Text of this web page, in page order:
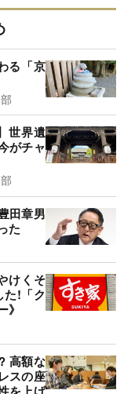
る「京
世界遺
がチャ
田章男
た
けくそ
た!「ク
》
高額な
スの座